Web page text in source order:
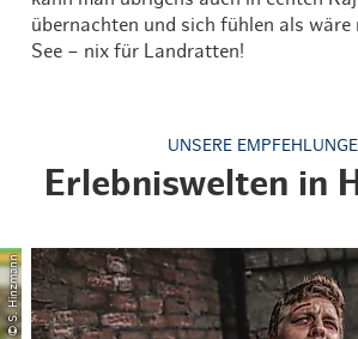
übernachten und sich fühlen als wäre
See – nix für Landratten!
UNSERE
Erlebniswelten in
© S. Hinzmann